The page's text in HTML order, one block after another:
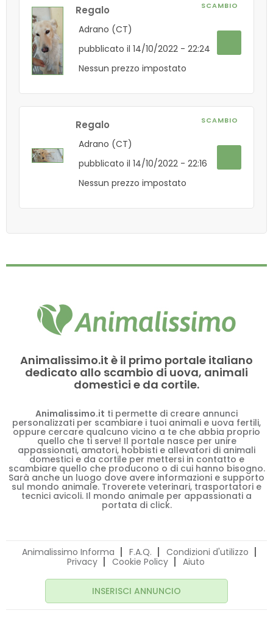
SCAMBIO
Regalo
Adrano (CT)
pubblicato il 14/10/2022 - 22:24
Nessun prezzo impostato
SCAMBIO
Regalo
Adrano (CT)
pubblicato il 14/10/2022 - 22:16
Nessun prezzo impostato
Animalissimo.it è il primo portale italiano
dedicato allo scambio di uova, animali
domestici e da cortile.
Animalissimo.it ti permette di creare annunci
personalizzati per scambiare i tuoi animali e uova fertili,
oppure cercare qualcuno vicino a te che abbia proprio
quello che ti serve! Il portale nasce per unire
appassionati, amatori, hobbisti e allevatori di animali
domestici e da cortile per mettersi in contatto e
scambiare quello che producono o di cui hanno bisogno.
Sarà anche un luogo dove avere informazioni e supporto
sul mondo animale. Troverete veterinari, trasportatori e
tecnici avicoli. Il mondo animale per appassionati a
portata di click.
Animalissimo Informa F.A.Q.
Condizioni d'utilizzo
Privacy
Cookie Policy Aiuto
INSERISCI ANNUNCIO